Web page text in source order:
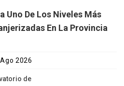
Uno De Los Niveles Más
En La Provincia
2026
de